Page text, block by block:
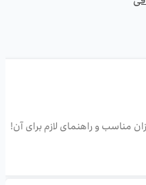
مناسب و راهنمای لازم برای آن!